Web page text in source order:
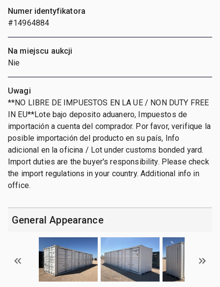
Numer identyfikatora
#14964884
Na miejscu aukcji
Nie
Uwagi
**NO LIBRE DE IMPUESTOS EN LA UE / NON DUTY FREE
IN EU**Lote bajo deposito aduanero, Impuestos de
importación a cuenta del comprador. Por favor, verifique la
posible importación del producto en su país, Info
adicional en la oficina / Lot under customs bonded yard.
Import duties are the buyer's responsibility. Please check
the import regulations in your country. Additional info in
office.
General Appearance